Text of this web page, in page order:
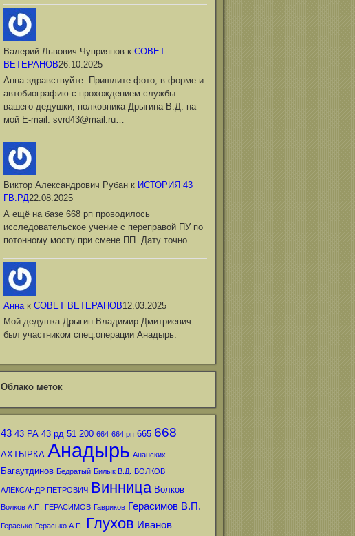
Валерий Львович Чуприяновк СОВЕТ
ВЕТЕРАНОВ26.10.2025
Анна здравствуйте. Пришлите фото, в форме и
автобиографию с прохождением службы
вашего дедушки, полковника Дрыгина В.Д. на
мой Е-mail: svrd43@mail.ru…
Виктор Александрович Рубанк ИСТОРИЯ 43
ГВ.РД22.08.2025
А ещё на базе 668 рп проводилось
исследовательское учение с переправой ПУ по
потонному мосту при смене ПП. Дату точно…
Аннак СОВЕТ ВЕТЕРАНОВ12.03.2025
Мой дедушка Дрыгин Владимир Дмитриевич —
был участником спец.операции Анадырь.
Облако меток
43 43 РА 43 рд 51 200 664 664 рп 665 668
АХТЫРКА Анадырь Ананских
Багаутдинов Бедратый Билык В.Д. ВОЛКОВ
АЛЕКСАНДР ПЕТРОВИЧ Винница Волков
Волков А.П. ГЕРАСИМОВ Гавриков Герасимов В.П.
Герасько Герасько А.П. Глухов Иванов